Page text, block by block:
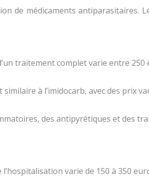
de médicaments antiparasitaires.
traitement complet varie entre
à l’imidocarb, avec des prix
des antipyrétiques et des
varie de 150 à 350